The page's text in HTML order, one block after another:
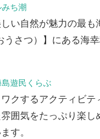
ち潮
い自然が魅力の最も
うさつ）】にある海
遊民くらぶ
クするアクティビ
囲気をたっぷり楽し
す。